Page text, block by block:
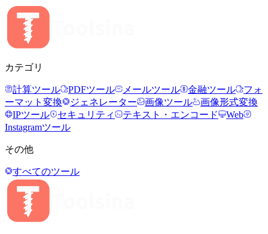
カテゴリ
計算ツール PDFツール メールツール 金融ツール
フォ
ーマット変換
ジェネレーター 画像ツール
画像形式変換
IPツール
セキュリティ テキスト・エンコード
Web
Instagramツール
その他
すべてのツール